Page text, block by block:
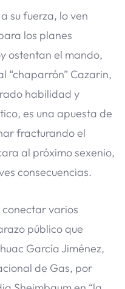
su fuerza, lo ven
los planes
ostentan el mando,
“chaparrón” Cazarin,
habilidad y
es una apuesta de
fracturando el
al próximo sexenio,
consecuencias.
conectar varios
público que
García Jiménez,
de Gas, por